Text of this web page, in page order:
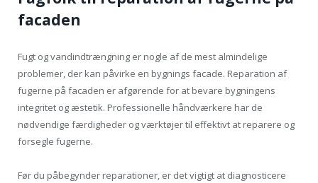
facaden
Fugt og vandindtrængning er nogle af de mest almindelige
problemer, der kan påvirke en bygnings facade. Reparation af
fugerne på facaden er afgørende for at bevare bygningens
integritet og æstetik. Professionelle håndværkere har de
nødvendige færdigheder og værktøjer til effektivt at reparere og
forsegle fugerne.
Før du påbegynder reparationer, er det vigtigt at diagnosticere